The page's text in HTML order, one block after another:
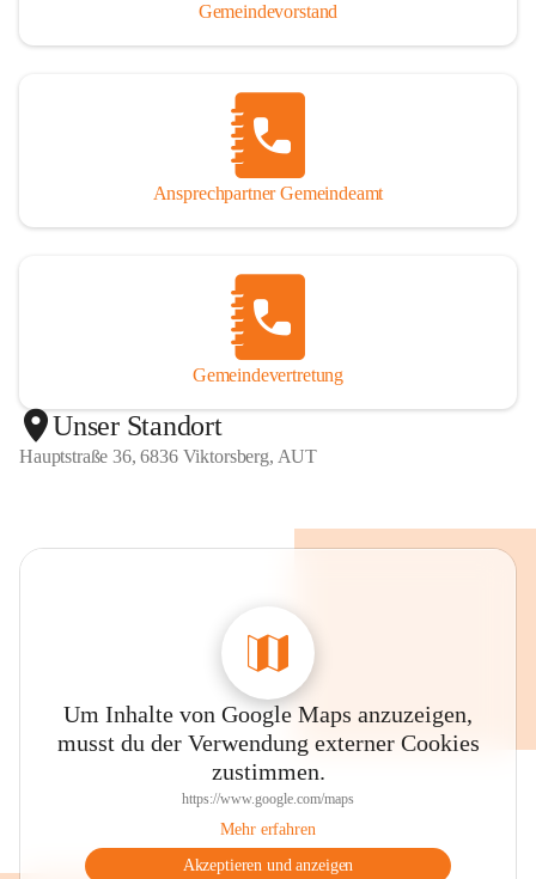
Gemeindevorstand
Ansprechpartner Gemeindeamt
Gemeindevertretung
Unser Standort
Hauptstraße 36, 6836 Viktorsberg, AUT
Um Inhalte von Google Maps anzuzeigen,
musst du der Verwendung externer Cookies
zustimmen.
https://www.google.com/maps
Mehr erfahren
Akzeptieren und anzeigen